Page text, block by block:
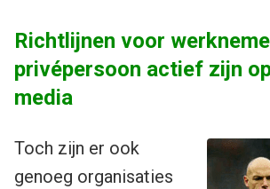
Richtlijnen voor
privépersoon actief zijn
media
Toch zijn er ook
genoeg organisaties